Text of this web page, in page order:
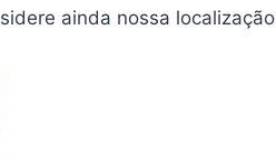
ainda nossa localização